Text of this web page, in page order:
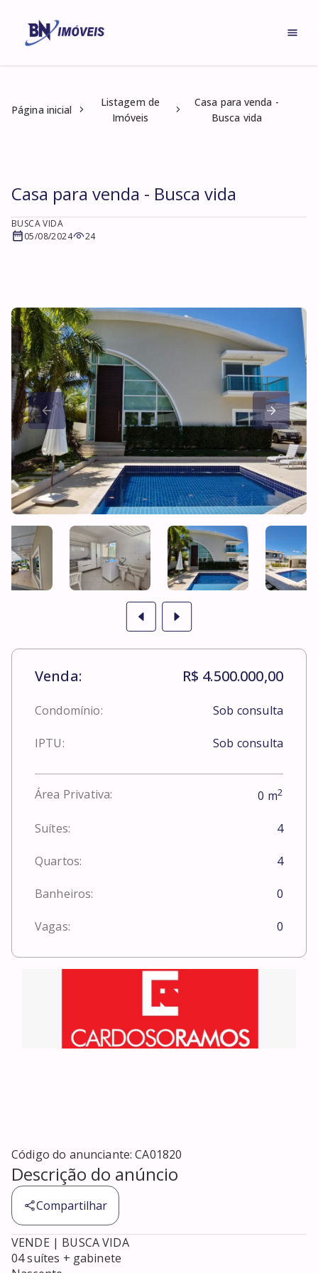
Página inicial
Listagem de
Imóveis
Casa para venda -
Busca vida
Casa para venda - Busca vida
BUSCA VIDA
05/08/2024
24
Venda: R$ 4.500.000,00
Condomínio: Sob consulta
IPTU: Sob consulta
Área Privativa: 0 m2
Suítes: 4
Quartos: 4
Banheiros: 0
Vagas: 0
Código do anunciante:CA01820
Descrição do anúncio
Compartilhar
VENDE | BUSCA VIDA
04 suítes + gabinete